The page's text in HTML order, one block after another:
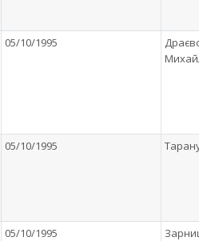
05/10/1995
05/10/1995
05/10/1995